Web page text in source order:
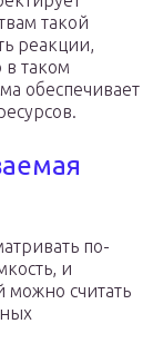
такой
реакции,
таком
обеспечивает
по-
и
можно считать